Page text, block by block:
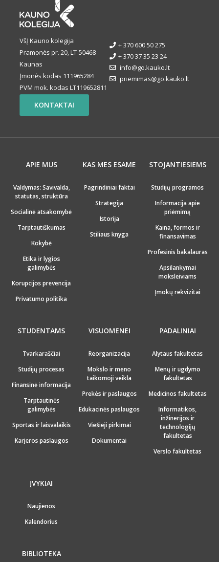
VšĮ Kauno kolegija
Pramonės pr. 20, LT-50468
Kaunas
Įmonės kodas 111965284
PVM mok. kodas LT119652811
+ 370 600 50 275
+ 370 37 35 23 24
info@go.kauko.lt
priemimas@go.kauko.lt
KONTAKTAI
APIE MUS
Valdymas: Savivalda,
statutas, struktūra
Socialinė atsakomybė
Tarptautiškumas
Kokybė
Etika ir lygios
galimybės
Korupcijos prevencija
Privatumo politika
KAS MES ESAME
Pagrindiniai faktai
Strategija
Istorija
Stiliaus knyga
STOJANTIESIEMS
Studijų programos
Informacija apie
priėmimą
Kaina, formos ir
finansavimas
Profesinis bakalauras
Apsilankymai
moksleiviams
Įmokų rekvizitai
STUDENTAMS
Tvarkaraščiai
Studijų procesas
Finansinė informacija
Tarptautinės
galimybės
Sportas ir laisvalaikis
Karjeros paslaugos
VISUOMENEI
Reorganizacija
Mokslo ir meno
taikomoji veikla
Prekės ir paslaugos
Edukacinės paslaugos
Viešieji pirkimai
Dokumentai
PADALINIAI
Alytaus fakultetas
Menų ir ugdymo
fakultetas
Medicinos fakultetas
Informatikos,
inžinerijos ir
technologijų
fakultetas
Verslo fakultetas
ĮVYKIAI
Naujienos
Kalendorius
BIBLIOTEKA